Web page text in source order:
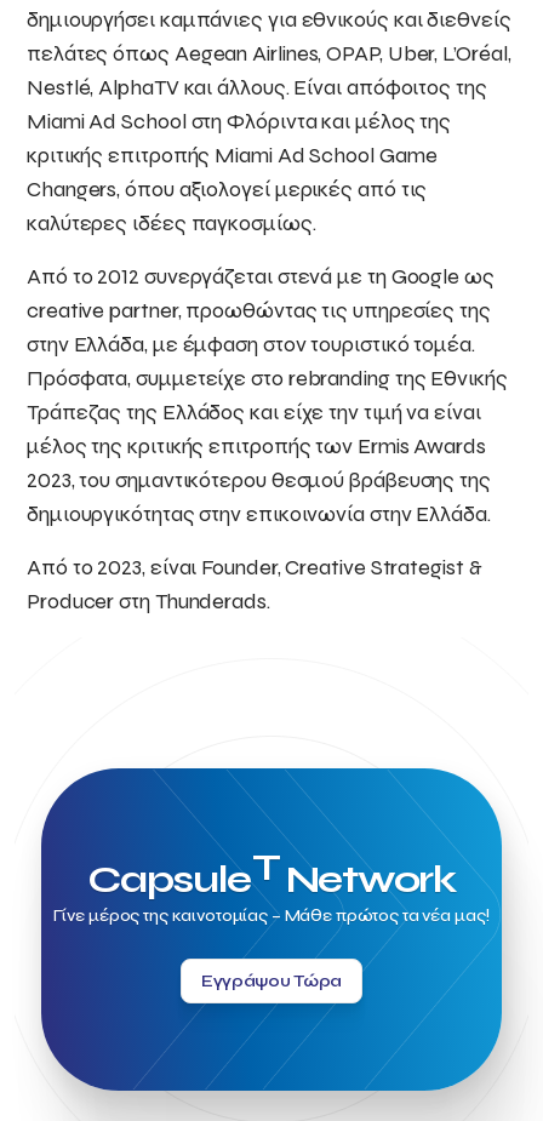
δημιουργήσει καμπάνιες για εθνικούς και διεθνείς
πελάτες όπως Aegean Airlines, OPAP, Uber, L’Oréal,
Nestlé, AlphaTV και άλλους. Είναι απόφοιτος της
Miami Ad School στη Φλόριντα και μέλος της
κριτικής επιτροπής Miami Ad School Game
Changers, όπου αξιολογεί μερικές από τις
καλύτερες ιδέες παγκοσμίως.
Από το 2012 συνεργάζεται στενά με τη Google ως
creative partner, προωθώντας τις υπηρεσίες της
στην Ελλάδα, με έμφαση στον τουριστικό τομέα.
Πρόσφατα, συμμετείχε στο rebranding της Εθνικής
Τράπεζας της Ελλάδος και είχε την τιμή να είναι
μέλος της κριτικής επιτροπής των Ermis Awards
2023, του σημαντικότερου θεσμού βράβευσης της
δημιουργικότητας στην επικοινωνία στην Ελλάδα.
Από το 2023, είναι Founder, Creative Strategist &
Producer στη Thunderads.
CapsuleTNetwork
Γίνε μέρος της καινοτομίας – Μάθε πρώτος τα νέα μας!
Εγγράψου Τώρα